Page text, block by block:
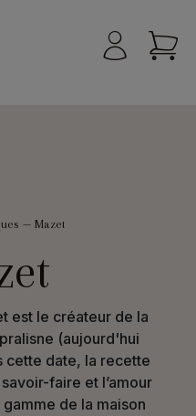
— Mazet
est le créateur de la
(aujourd'hui
cette date, la recette
faire et l’amour
de la maison